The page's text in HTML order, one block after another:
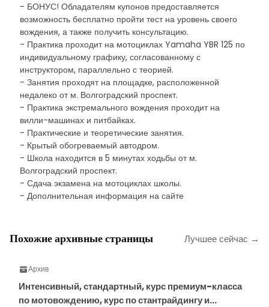
- БОНУС! Обладателям купонов предоставляется
возможность бесплатно пройти тест на уровень своего
вождения, а также получить консультацию.
- Практика проходит на мотоциклах Yamaha YBR 125 по
индивидуальному графику, согласованному с
инструктором, параллельно с теорией.
- Занятия проходят на площадке, расположенной
недалеко от м. Волгоградский проспект.
- Практика экстремального вождения проходит на
вилли-машинах и питбайках.
- Практические и теоретические занятия.
- Крытый обогреваемый автодром.
- Школа находится в 5 минутах ходьбы от м.
Волгоградский проспект.
- Сдача экзамена на мотоциклах школы.
- Дополнительная информация на сайте
Похожие архивные страницы Лучшее сейчас →
Архив
Интенсивный, стандартный, курс премиум-класса
по мотовождению, курс по стантрайдингу и…